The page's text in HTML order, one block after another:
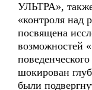
УЛЬТРА»,
«контроля над
посвящена
возможностей
шокирован
были